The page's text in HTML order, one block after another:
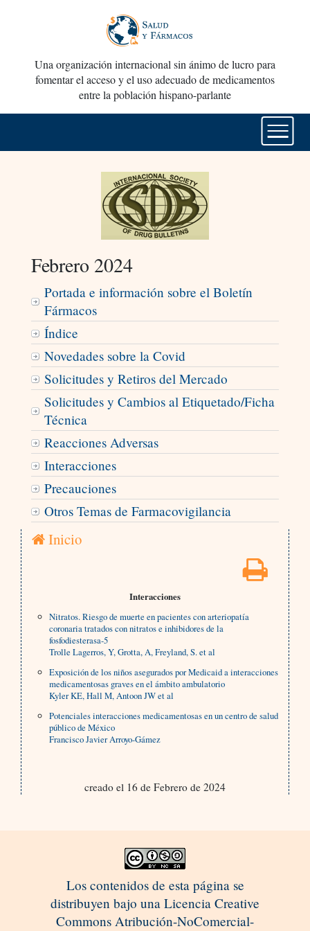
Una organización internacional sin ánimo de lucro para
fomentar el acceso y el uso adecuado de medicamentos
entre la población hispano-parlante
Febrero 2024
Portada e información sobre el Boletín
Fármacos
Índice
Novedades sobre la Covid
Solicitudes y Retiros del Mercado
Solicitudes y Cambios al Etiquetado/Ficha
Técnica
Reacciones Adversas
Interacciones
Precauciones
Otros Temas de Farmacovigilancia
Inicio
Interacciones
Nitratos. Riesgo de muerte en pacientes con arteriopatía
coronaria tratados con nitratos e inhibidores de la
fosfodiesterasa-5
Trolle Lagerros, Y, Grotta, A, Freyland, S. et al
Exposición de los niños asegurados por Medicaid a interacciones
medicamentosas graves en el ámbito ambulatorio
Kyler KE, Hall M, Antoon JW et al
Potenciales interacciones medicamentosas en un centro de salud
público de México
Francisco Javier Arroyo-Gámez
creado el 16 de Febrero de 2024
Los contenidos de esta página se
distribuyen bajo una Licencia Creative
Commons Atribución-NoComercial-